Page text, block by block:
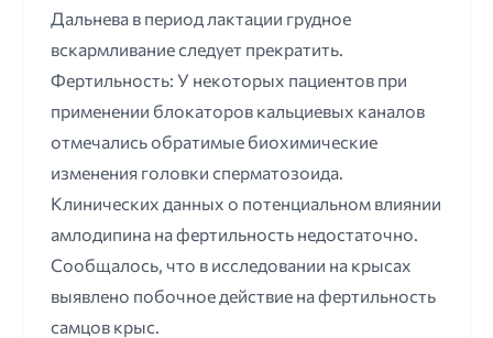
Дальнева в период лактации грудное
вскармливание следует прекратить.
Фертильность: У некоторых пациентов при
применении блокаторов кальциевых каналов
отмечались обратимые биохимические
изменения головки сперматозоида.
Клинических данных о потенциальном влиянии
амлодипина на фертильность недостаточно.
Сообщалось, что в исследовании на крысах
выявлено побочное действие на фертильность
самцов крыс.